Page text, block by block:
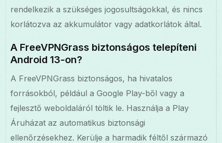
rendelkezik a szükséges jogosultságokkal, és nincs
korlátozva az akkumulátor vagy adatkorlátok által.
A FreeVPNGrass biztonságos telepíteni
Android 13-on?
A FreeVPNGrass biztonságos, ha hivatalos
forrásokból, például a Google Play-ből vagy a
fejlesztő weboldaláról töltik le. Használja a Play
Áruházat az automatikus biztonsági
ellenőrzésekhez. Kerülje a harmadik féltől származó